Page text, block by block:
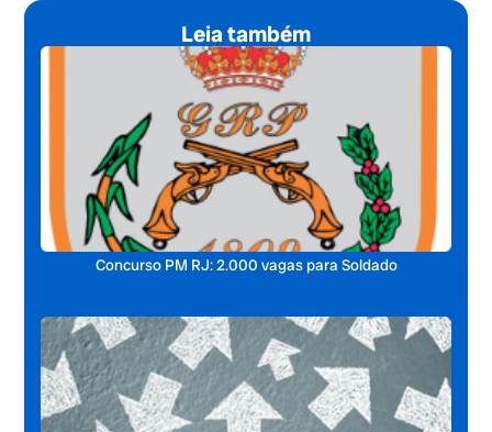
Leia também
Concurso PM RJ: 2.000 vagas para Soldado